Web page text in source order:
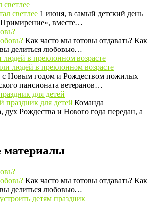
светлее
1 июня, в самый детский день
вместе…
Как часто мы готовы отдавать? Как
делиться любовью…
в преклонном возрасте
с Новым годом и Рождеством пожилых
пансионата ветеранов…
для детей
Команда
дух Рождества и Нового года передан, а
Как часто мы готовы отдавать? Как
делиться любовью…
детям праздник